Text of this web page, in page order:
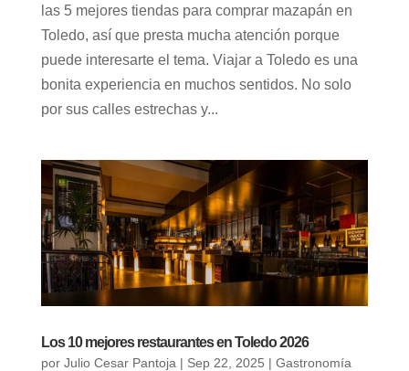
las 5 mejores tiendas para comprar mazapán en
Toledo, así que presta mucha atención porque
puede interesarte el tema. Viajar a Toledo es una
bonita experiencia en muchos sentidos. No solo
por sus calles estrechas y...
Los 10 mejores restaurantes en Toledo 2026
por Julio Cesar Pantoja | Sep 22, 2025 | Gastronomía